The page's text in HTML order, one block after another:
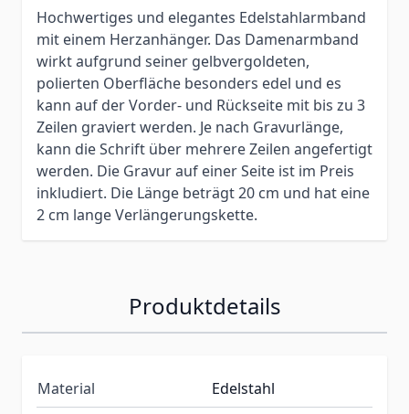
Hochwertiges und elegantes Edelstahlarmband
mit einem Herzanhänger. Das Damenarmband
wirkt aufgrund seiner gelbvergoldeten,
polierten Oberfläche besonders edel und es
kann auf der Vorder- und Rückseite mit bis zu 3
Zeilen graviert werden. Je nach Gravurlänge,
kann die Schrift über mehrere Zeilen angefertigt
werden. Die Gravur auf einer Seite ist im Preis
inkludiert. Die Länge beträgt 20 cm und hat eine
2 cm lange Verlängerungskette.
Produktdetails
Material
Edelstahl